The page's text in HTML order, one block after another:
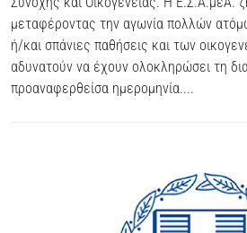
μεταφέροντας την αγωνία πολλών
ή/και σπάνιες παθήσεις και των
αδυνατούν να έχουν ολοκληρώσει τη
προαναφερθείσα ημερομηνία....